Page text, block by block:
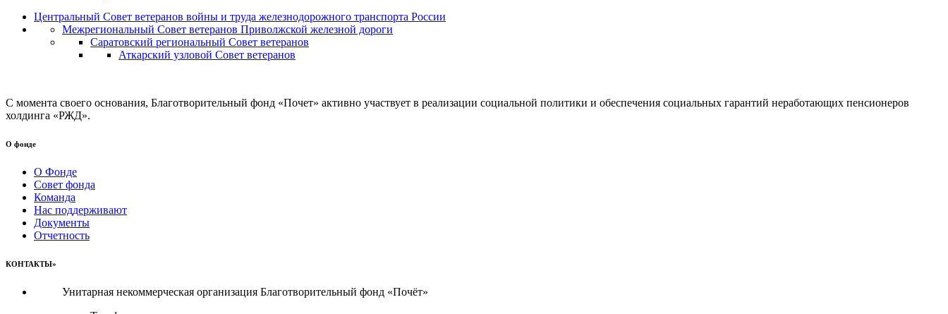
Центральный Совет ветеранов войны и труда железнодорожного транспорта России
Межрегиональный Совет ветеранов Приволжской железной дороги
Саратовский региональный Совет ветеранов
Аткарский узловой Совет ветеранов
С момента своего основания, Благотворительный фонд «Почет» активно участвует в реализации социальной политики и обеспечения социальных гарантий неработающих пенсионеров
холдинга «РЖД».
О фонде
О Фонде
Совет фонда
Команда
Нас поддерживают
Документы
Отчетность
КОНТАКТЫ»
Унитарная некоммерческая организация Благотворительный фонд «Почёт»